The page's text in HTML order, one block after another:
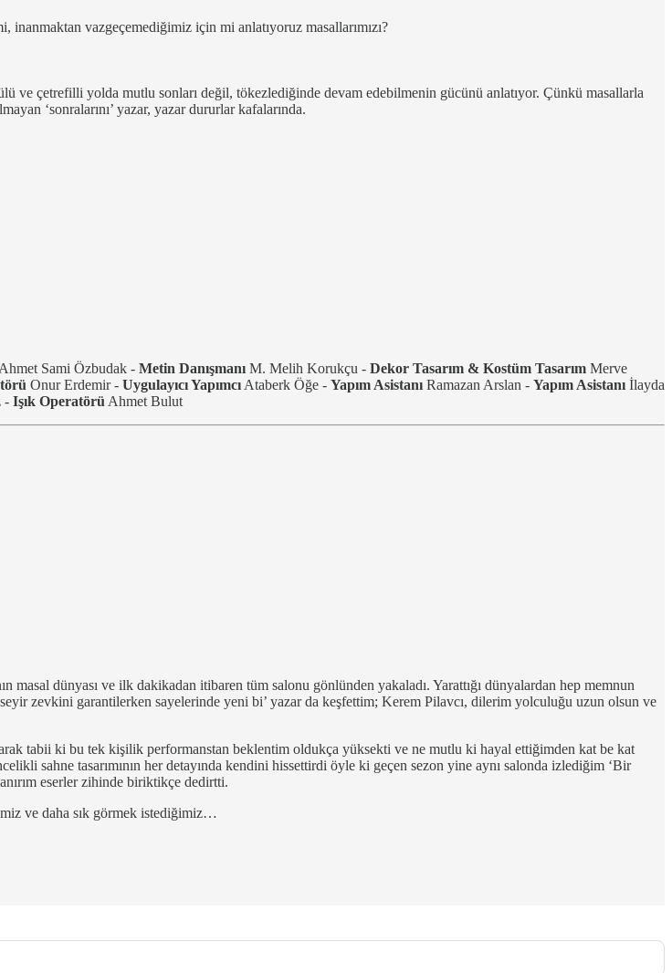
inanmaktan vazgeçemediğimiz için mi anlatıyoruz masallarımızı?
ve çetrefilli yolda mutlu sonları değil, tökezlediğinde devam edebilmenin gücünü anlatıyor. Çünkü masallarla
‘sonralarını’ yazar, yazar dururlar kafalarında.
Ahmet Sami Özbudak - Metin Danışmanı M. Melih Korukçu - Dekor Tasarım & Kostüm Tasarım Merve
Onur Erdemir - Uygulayıcı Yapımcı Ataberk Öğe - Yapım Asistanı Ramazan Arslan - Yapım Asistanı İlayda
- Işık Operatörü Ahmet Bulut
dünyası ve ilk dakikadan itibaren tüm salonu gönlünden yakaladı. Yarattığı dünyalardan hep memnun
zevkini garantilerken sayelerinde yeni bi’ yazar da keşfettim; Kerem Pilavcı, dilerim yolculuğu uzun olsun ve
tabii ki bu tek kişilik performanstan beklentim oldukça yüksekti ve ne mutlu ki hayal ettiğimden kat be kat
sahne tasarımının her detayında kendini hissettirdi öyle ki geçen sezon yine aynı salonda izlediğim ‘Bir
eserler zihinde biriktikçe dedirtti.
ve daha sık görmek istediğimiz…